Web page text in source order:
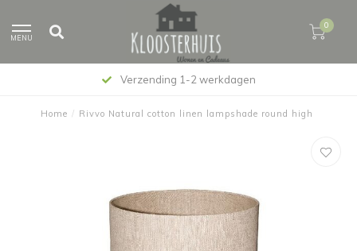
MENU
0
Verzending 1-2 werkdagen
Home / Rivvo Natural cotton linen lampshade round high